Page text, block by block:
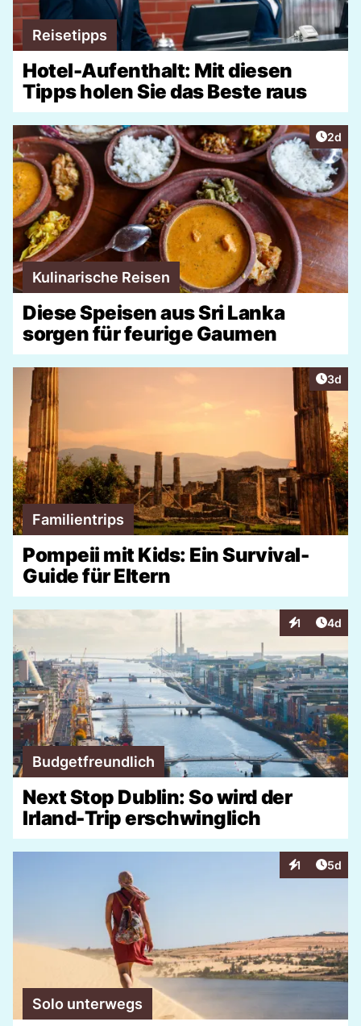
Reisetipps
Hotel-Aufenthalt: Mit diesen
Tipps holen Sie das Beste raus
2d
Kulinarische Reisen
Diese Speisen aus Sri Lanka
sorgen für feurige Gaumen
3d
Familientrips
Pompeii mit Kids: Ein Survival-
Guide für Eltern
1
Interaktionen
4d
Budgetfreundlich
Next Stop Dublin: So wird der
Irland-Trip erschwinglich
1
Interaktionen
5d
Solo unterwegs